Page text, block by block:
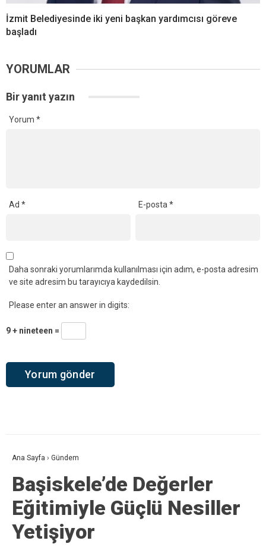
İzmit Belediyesinde iki yeni başkan yardımcısı göreve
başladı
YORUMLAR
Bir yanıt yazın
Yorum *
Ad * E-posta*
Daha sonraki yorumlarımda kullanılması için adım, e-posta adresim
ve site adresim bu tarayıcıya kaydedilsin.
Please enter an answer in digits:
9 + nineteen =
Ana Sayfa › Gündem
Başiskele’de Değerler
Eğitimiyle Güçlü Nesiller
Yetişiyor